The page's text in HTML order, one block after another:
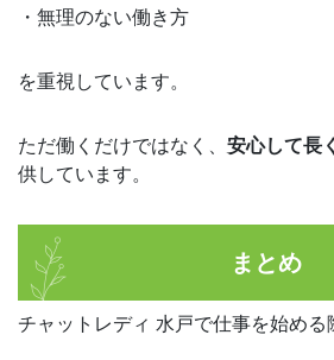
・無理のない働き方
を重視しています。
ただ働くだけではなく、 安心して長
供しています。
まとめ
チャットレディ 水戸で仕事を始める